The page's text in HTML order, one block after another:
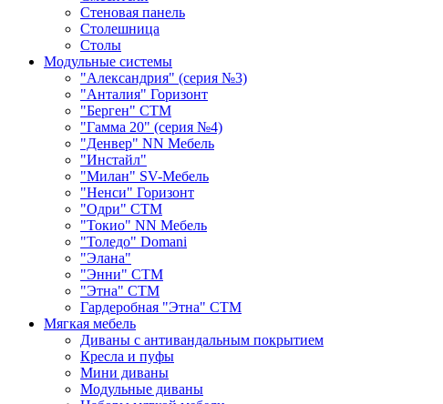
Стеновая панель
Столешница
Столы
Модульные системы
"Александрия" (серия №3)
"Анталия" Горизонт
"Берген" СТМ
"Гамма 20" (серия №4)
"Денвер" NN Мебель
"Инстайл"
"Милан" SV-Мебель
"Ненси" Горизонт
"Одри" СТМ
"Токио" NN Мебель
"Толедо" Domani
"Элана"
"Энни" СТМ
"Этна" СТМ
Гардеробная "Этна" СТМ
Мягкая мебель
Диваны с антивандальным покрытием
Кресла и пуфы
Мини диваны
Модульные диваны